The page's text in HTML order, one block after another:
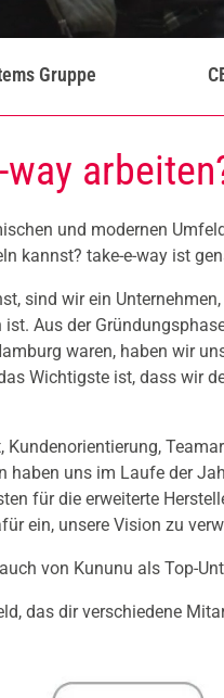
Gruppe
und modernen
kannst? take-e-way ist
sind wir ein
Aus der
waren, haben wir
Wichtigste ist, dass wir
Kundenorientierung,
haben uns im Laufe der
für die erweiterte
ein, unsere Vision zu
von Kununu als Top-
das dir verschiedene